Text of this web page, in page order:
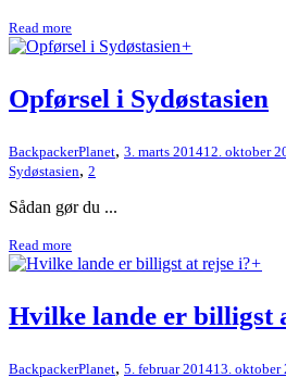
Read more
+
Opførsel i Sydøstasien
BackpackerPlanet, 3. marts 201412. oktober
Sydøstasien, 2
Sådan gør du ...
Read more
+
Hvilke lande er billigst
BackpackerPlanet, 5. februar 201413. oktober